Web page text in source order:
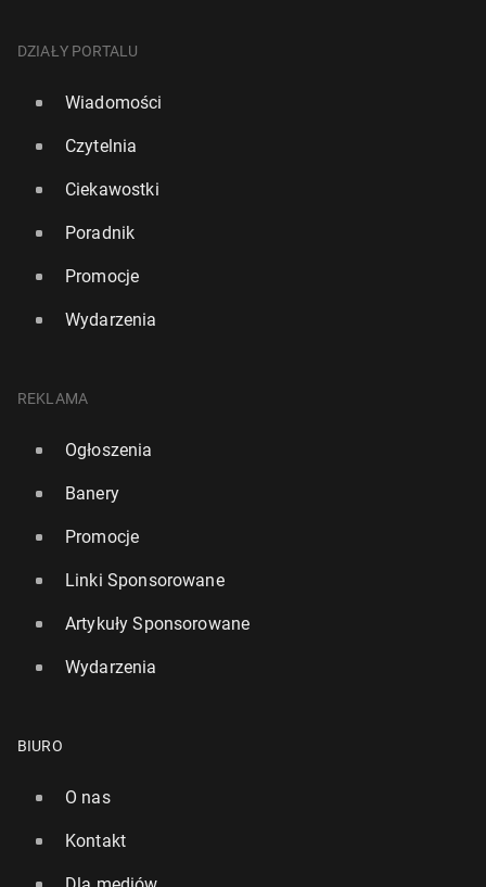
DZIAŁY PORTALU
Wiadomości
Czytelnia
Ciekawostki
Poradnik
Promocje
Wydarzenia
REKLAMA
Ogłoszenia
Banery
Promocje
Linki Sponsorowane
Artykuły Sponsorowane
Wydarzenia
BIURO
O nas
Kontakt